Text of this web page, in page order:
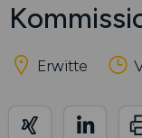
Erwitte